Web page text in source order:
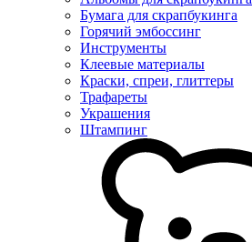
Бумага для скрапбукинга
Горячий эмбоссинг
Инструменты
Клеевые материалы
Краски, спреи, глиттеры
Трафареты
Украшения
Штампинг